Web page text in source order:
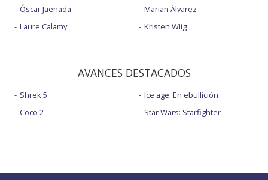
Óscar Jaenada
Laure Calamy
Marian Álvarez
Kristen Wiig
AVANCES DESTACADOS
Shrek 5
Coco 2
Ice age: En ebullición
Star Wars: Starfighter